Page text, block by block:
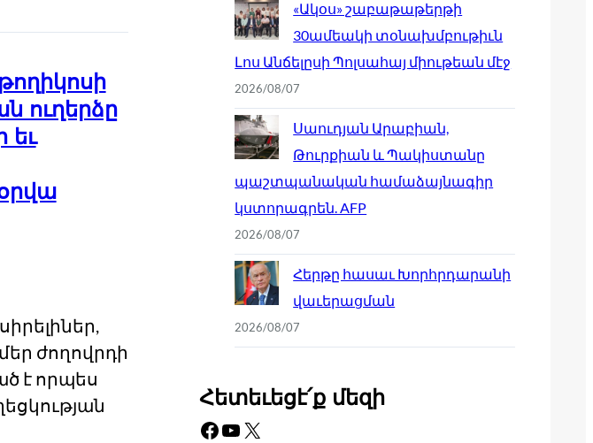
ուղերձը
եւ
ժողովրդի
է որպես
«Ակօս» շաբաթաթերթի
30ամեակի տօնախմբութիւն
Լոս Անճելըսի Պոլսահայ միութեան մէջ
2026/08/07
Սաուդյան Արաբիան,
Թուրքիան և Պակիստանը
պաշտպանական համաձայնագիր
կստորագրեն. AFP
2026/08/07
Հերթը հասաւ Խորհրդարանի
վաւերացման
2026/08/07
Հետեւեցէ՛ք մեզի
Facebook YouTube X